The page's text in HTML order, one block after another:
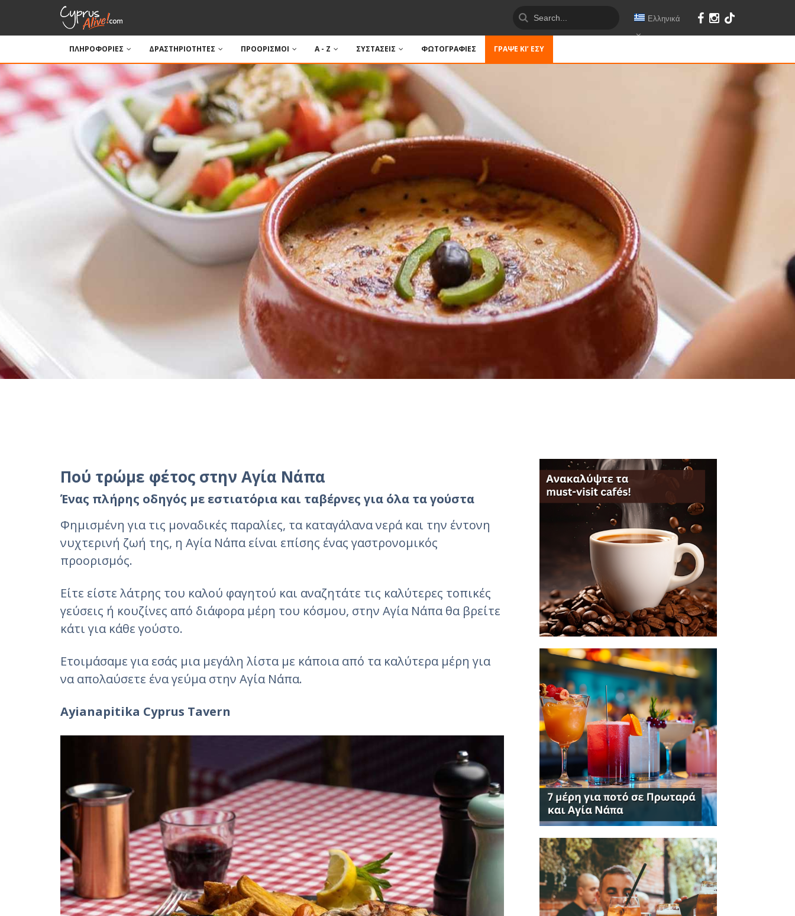
Ελληνικά
ΠΛΗΡΟΦΟΡΙΕΣ ΔΡΑΣΤΗΡΙΟΤΗΤΕΣ ΠΡΟΟΡΙΣΜΟΙ A - Z ΣΥΣΤΑΣΕΙΣ ΦΩΤΟΓΡΑΦΙΕΣ ΓΡΆΨΕ ΚΙ’ ΕΣΎ
Πού τρώμε φέτος στην Αγία Νάπα
Ένας πλήρης οδηγός με εστιατόρια και ταβέρνες για όλα τα γούστα
Φημισμένη για τις μοναδικές παραλίες, τα καταγάλανα νερά και την έντονη
νυχτερινή ζωή της, η Αγία Νάπα είναι επίσης ένας γαστρονομικός
προορισμός.
Είτε είστε λάτρης του καλού φαγητού και αναζητάτε τις καλύτερες τοπικές
γεύσεις ή κουζίνες από διάφορα μέρη του κόσμου, στην Αγία Νάπα θα βρείτε
κάτι για κάθε γούστο.
Ετοιμάσαμε για εσάς μια μεγάλη λίστα με κάποια από τα καλύτερα μέρη για
να απολαύσετε ένα γεύμα στην Αγία Νάπα.
Ayianapitika Cyprus Tavern